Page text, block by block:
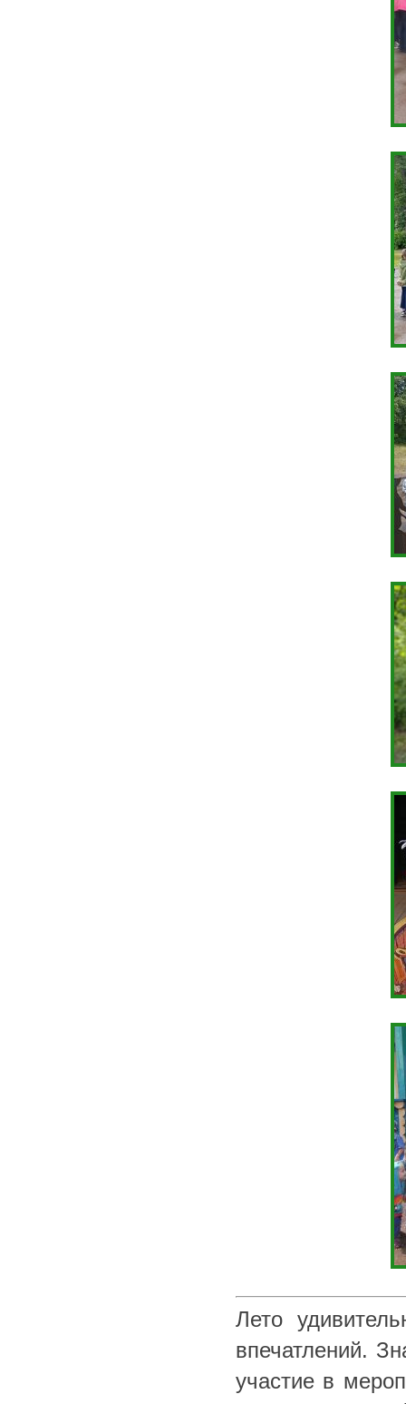
Лето
впечатлений.
участие в